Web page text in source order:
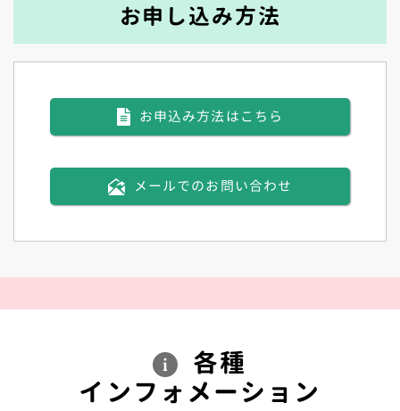
お申し込み方法
お申込み方法はこちら
メールでのお問い合わせ
各種
インフォメーション